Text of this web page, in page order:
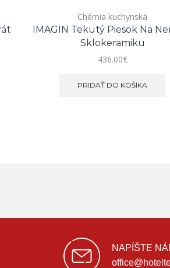
Chémia kuchynská
IMAGIN Tekutý Piesok Na
Sklokeramiku
436.00€
PRIDAŤ DO KOŠÍKA
NAPÍŠTE